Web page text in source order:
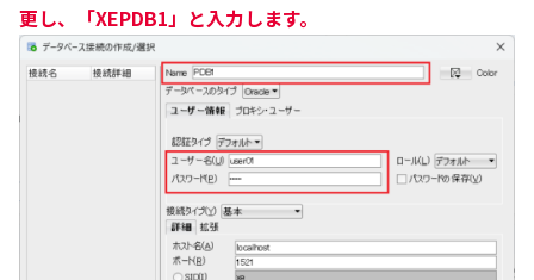
更し、「XEPDB1」と入力します。